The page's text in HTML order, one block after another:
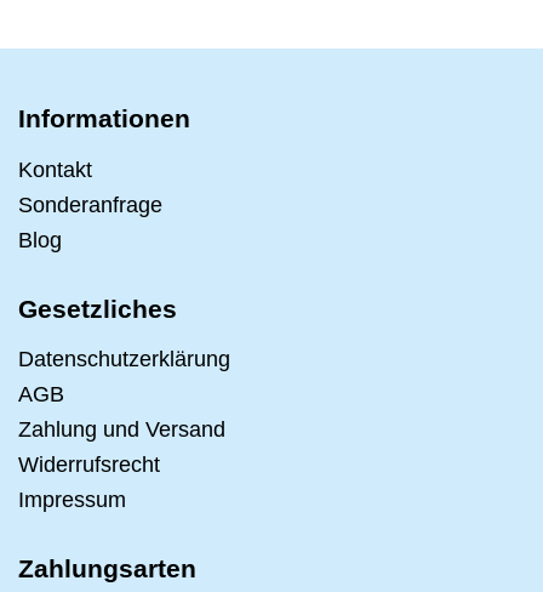
Informationen
Kontakt
Sonderanfrage
Blog
Gesetzliches
Datenschutzerklärung
AGB
Zahlung und Versand
Widerrufsrecht
Impressum
Zahlungsarten